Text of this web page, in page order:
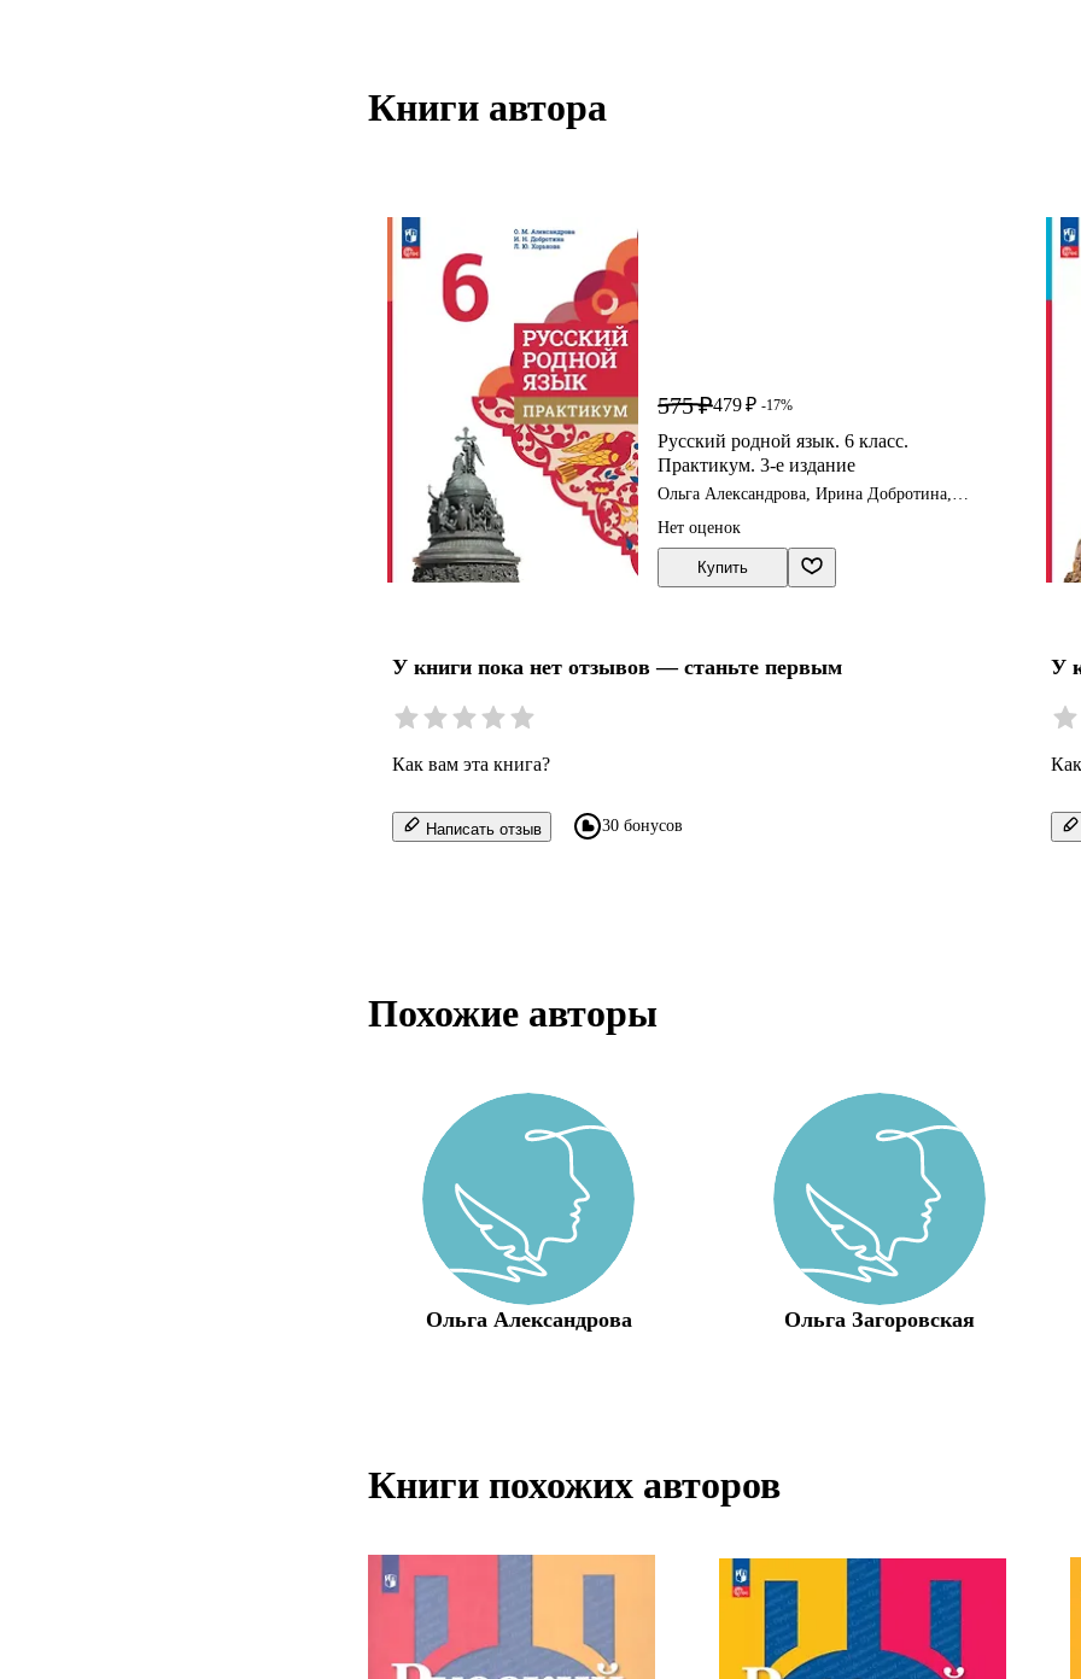
Книги автора
575 ₽479 ₽ -17%
Русский родной язык. 6 класс.
Практикум. 3-е издание
Ольга Александрова, Ирина Добротина,
Нет оценок
Купить
У книги пока нет отзывов — станьте первым
Как вам эта книга?
Написать отзыв 30 бонусов
У
Похожие авторы
Ольга Александрова Ольга Загоровская
Книги похожих авторов